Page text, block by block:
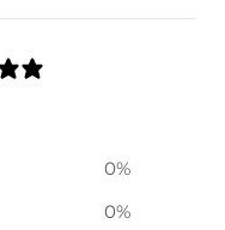
0%
0%